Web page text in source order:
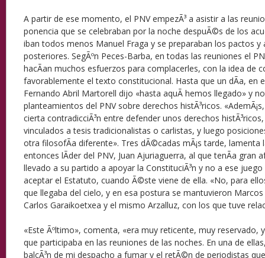
A partir de ese momento, el PNV empezÃ³ a asistir a las
ponencia que se celebraban por la noche despuÃ©s de los
iban todos menos Manuel Fraga y se preparaban los pactos y
posteriores. SegÃºn Peces-Barba, en todas las reuniones el
hacÃ­an muchos esfuerzos para complacerles, con la idea de
favorablemente el texto constitucional. Hasta que un dÃ­a, en
Fernando Abril Martorell dijo «hasta aquÃ­ hemos llegado» y
planteamientos del PNV sobre derechos histÃ³ricos.
cierta contradicciÃ³n entre defender unos derechos
vinculados a tesis tradicionalistas o carlistas, y luego
otra filosofÃ­a diferente». Tres dÃ©cadas mÃ¡s tarde, lamenta
entonces lÃ­der del PNV, Juan Ajuriaguerra, al que tenÃ­a gran
llevado a su partido a apoyar la ConstituciÃ³n y no a ese
aceptar el Estatuto, cuando Ã©ste viene de ella. «No, para
que llegaba del cielo, y en esa postura se mantuvieron
Carlos Garaikoetxea y el mismo Arzalluz, con los que tuve
«Este Ãºltimo», comenta, «era muy reticente, muy reservado,
que participaba en las reuniones de las noches. En una de
balcÃ³n de mi despacho a fumar y el retÃ©n de periodistas